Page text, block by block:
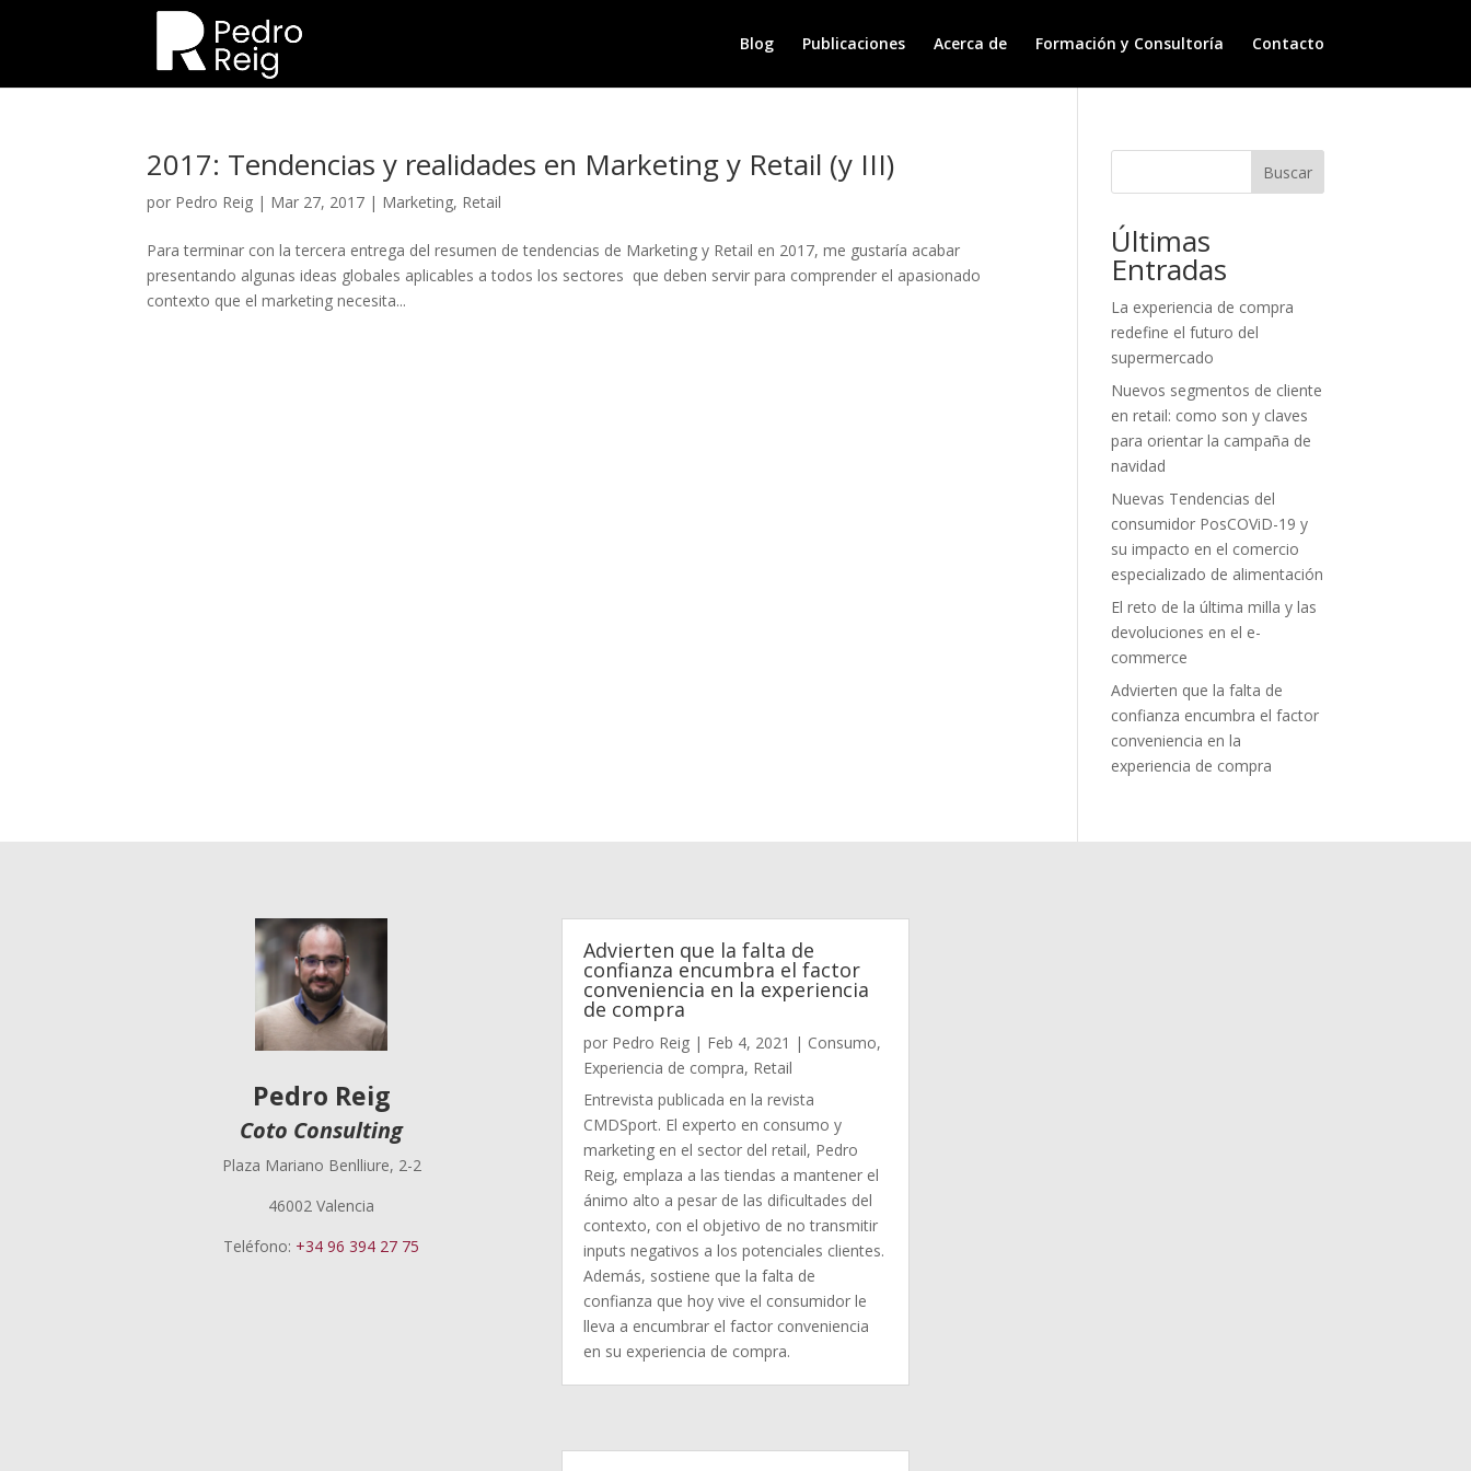
Blog Publicaciones Acerca de Formación y Consultoría Contacto
2017: Tendencias y realidades en Marketing y Retail (y III)
por Pedro Reig | Mar 27, 2017 | Marketing, Retail
Para terminar con la tercera entrega del resumen de tendencias de Marketing y Retail en 2017, me gustaría acabar
presentando algunas ideas globales aplicables a todos los sectores que deben servir para comprender el apasionado
contexto que el marketing necesita...
Buscar
Últimas
Entradas
La experiencia de compra
redefine el futuro del
supermercado
Nuevos segmentos de cliente
en retail: como son y claves
para orientar la campaña de
navidad
Nuevas Tendencias del
consumidor PosCOViD-19 y
su impacto en el comercio
especializado de alimentación
El reto de la última milla y las
devoluciones en el e-
commerce
Advierten que la falta de
confianza encumbra el factor
conveniencia en la
experiencia de compra
Pedro Reig
Coto Consulting
Plaza Mariano Benlliure, 2-2
46002 Valencia
Teléfono: +34 96 394 27 75
Advierten que la falta de
confianza encumbra el factor
conveniencia en la experiencia
de compra
por Pedro Reig| Feb 4, 2021 | Consumo,
Experiencia de compra, Retail
Entrevista publicada en la revista
CMDSport. El experto en consumo y
marketing en el sector del retail, Pedro
Reig, emplaza a las tiendas a mantener el
ánimo alto a pesar de las dificultades del
contexto, con el objetivo de no transmitir
inputs negativos a los potenciales clientes.
Además, sostiene que la falta de
confianza que hoy vive el consumidor le
lleva a encumbrar el factor conveniencia
en su experiencia de compra.